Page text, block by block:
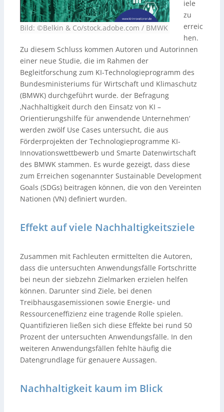
Bild: ©Belkin & Co/stock.adobe.com / BMWK
iele
zu
erreic
hen.
Zu diesem Schluss kommen Autoren und Autorinnen
einer neue Studie, die im Rahmen der
Begleitforschung zum KI-Technologieprogramm des
Bundesministeriums für Wirtschaft und Klimaschutz
(BMWK) durchgeführt wurde. der Befragung
‚Nachhaltigkeit durch den Einsatz von KI –
Orientierungshilfe für anwendende Unternehmen‘
werden zwölf Use Cases untersucht, die aus
Förderprojekten der Technologieprogramme KI-
Innovationswettbewerb und Smarte Datenwirtschaft
des BMWK stammen. Es wurde gezeigt, dass diese
zum Erreichen sogenannter Sustainable Development
Goals (SDGs) beitragen können, die von den Vereinten
Nationen (VN) definiert wurden.
Effekt auf viele Nachhaltigkeitsziele
Zusammen mit Fachleuten ermittelten die Autoren,
dass die untersuchten Anwendungsfälle Fortschritte
bei neun der siebzehn Zielmarken erzielen helfen
können. Darunter sind Ziele, bei denen
Treibhausgasemissionen sowie Energie- und
Ressourceneffizienz eine tragende Rolle spielen.
Quantifizieren ließen sich diese Effekte bei rund 50
Prozent der untersuchten Anwendungsfälle. In den
weiteren Anwendungsfällen fehlte häufig die
Datengrundlage für genauere Aussagen.
Nachhaltigkeit kaum im Blick